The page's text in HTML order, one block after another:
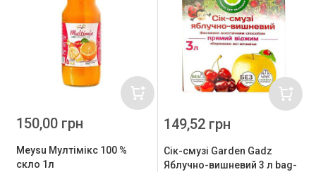
Meysu Мултiмiкс 100 %
скло 1л
150,00 грн
Сік-смузі Garden Gadz
Яблучно-вишневий 3 л bag-
149,52 грн